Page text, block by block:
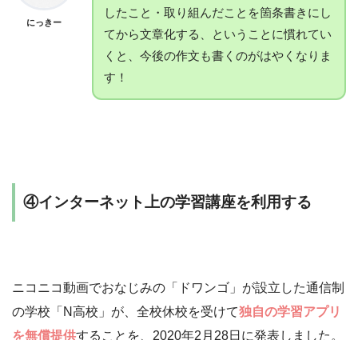
にっきー
したこと・取り組んだことを箇条書きにし
てから文章化する、ということに慣れてい
くと、今後の作文も書くのがはやくなりま
す！
④インターネット上の学習講座を利用する
ニコニコ動画でおなじみの「ドワンゴ」が設立した通信制
の学校「N高校」が、全校休校を受けて独自の学習アプリ
を無償提供することを、2020年2月28日に発表しました。